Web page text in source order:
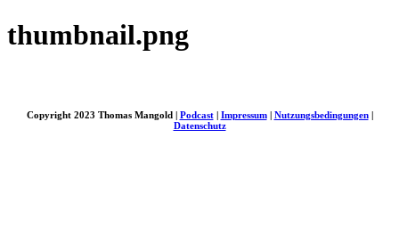
thumbnail.png
Copyright 2023 Thomas Mangold | Podcast| Impressum| Nutzungsbedingungen|
Datenschutz